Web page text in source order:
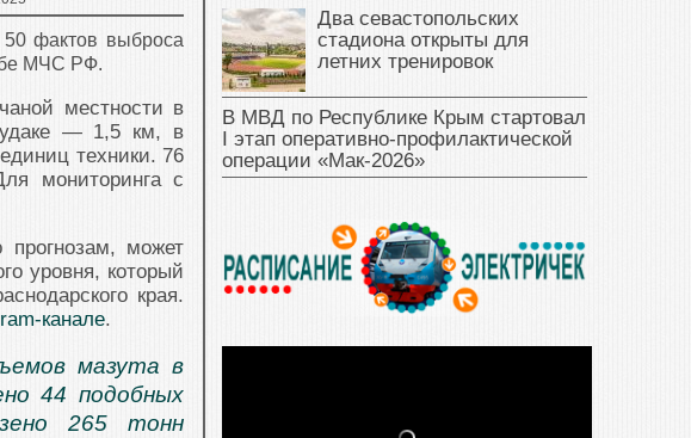
50 фактов выброса
МЧС РФ.
местности в
— 1,5 км, в
техники. 76
мониторинга с
может
уровня, который
края.
канале.
мазута в
44 подобных
265 тонн
Два севастопольских
стадиона открыты для
летних тренировок
В МВД по Республике Крым стартовал
I этап оперативно‑профилактической
операции «Мак‑2026»